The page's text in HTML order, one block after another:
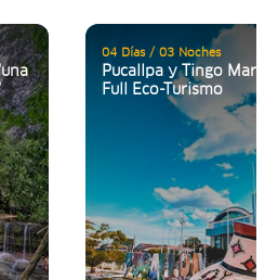
04 Días / 03 Noches
Pucallpa y Tingo María:
Full Eco-Turismo